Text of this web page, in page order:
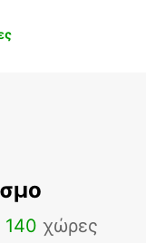
140 χώρες